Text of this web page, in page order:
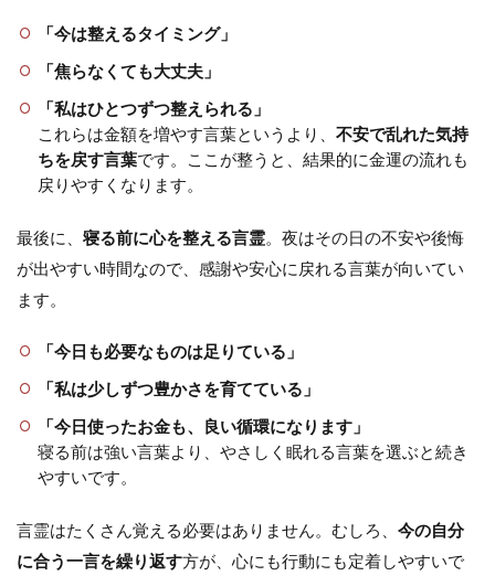
「今は整えるタイミング」
「焦らなくても大丈夫」
「私はひとつずつ整えられる」
これらは金額を増やす言葉というより、 不安で乱れた気持
ちを戻す言葉です。ここが整うと、結果的に金運の流れも
戻りやすくなります。
最後に、 寝る前に心を整える言霊。夜はその日の不安や後悔
が出やすい時間なので、感謝や安心に戻れる言葉が向いてい
ます。
「今日も必要なものは足りている」
「私は少しずつ豊かさを育てている」
「今日使ったお金も、良い循環になります」
寝る前は強い言葉より、やさしく眠れる言葉を選ぶと続き
やすいです。
言霊はたくさん覚える必要はありません。むしろ、 今の自分
に合う一言を繰り返す方が、心にも行動にも定着しやすいで